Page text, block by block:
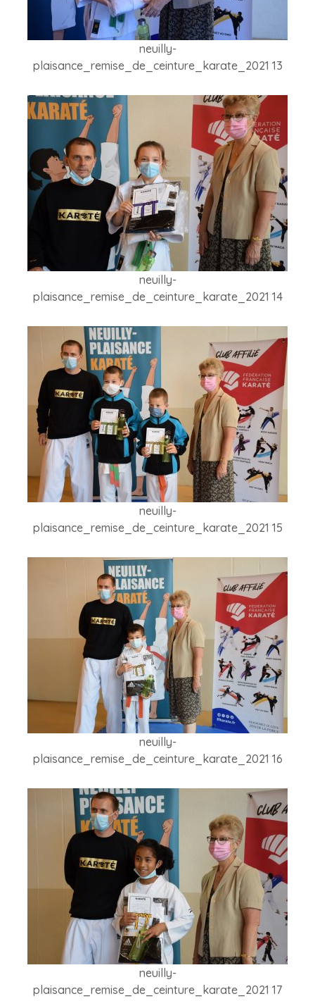
neuilly-
plaisance_remise_de_ceinture_karate_2021 13
neuilly-
plaisance_remise_de_ceinture_karate_2021 14
neuilly-
plaisance_remise_de_ceinture_karate_2021 15
neuilly-
plaisance_remise_de_ceinture_karate_2021 16
neuilly-
plaisance_remise_de_ceinture_karate_2021 17